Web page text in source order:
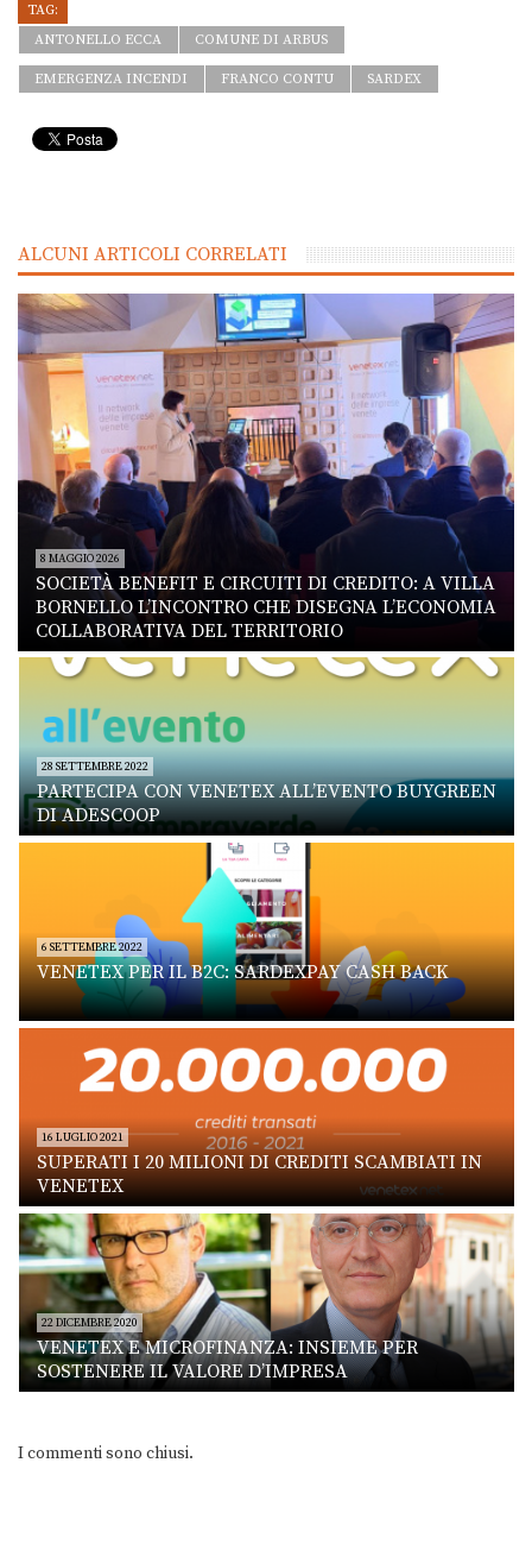
TAG:
ANTONELLO ECCA
COMUNE DI ARBUS
EMERGENZA INCENDI FRANCO CONTU SARDEX
ALCUNI ARTICOLI CORRELATI
8 MAGGIO 2026
SOCIETÀ BENEFIT E CIRCUITI DI CREDITO: A VILLA
BORNELLO L’INCONTRO CHE DISEGNA L’ECONOMIA
COLLABORATIVA DEL TERRITORIO
28 SETTEMBRE 2022
PARTECIPA CON VENETEX ALL’EVENTO BUYGREEN
DI ADESCOOP
6 SETTEMBRE 2022
VENETEX PER IL B2C: SARDEXPAY CASH BACK
16 LUGLIO 2021
SUPERATI I 20 MILIONI DI CREDITI SCAMBIATI IN
VENETEX
22 DICEMBRE 2020
VENETEX E MICROFINANZA: INSIEME PER
SOSTENERE IL VALORE D’IMPRESA
I commenti sono chiusi.